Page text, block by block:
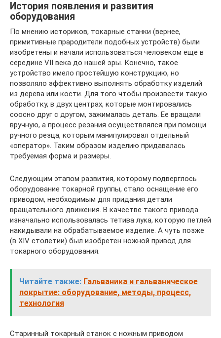
История появления и развития
оборудования
По мнению историков, токарные станки (вернее,
примитивные прародители подобных устройств) были
изобретены и начали использоваться человеком еще в
середине VII века до нашей эры. Конечно, такое
устройство имело простейшую конструкцию, но
позволяло эффективно выполнять обработку изделий
из дерева или кости. Для того чтобы произвести такую
обработку, в двух центрах, которые монтировались
соосно друг с другом, зажималась деталь. Ее вращали
вручную, а процесс резания осуществлялся при помощи
ручного резца, которым манипулировал отдельный
«оператор». Таким образом изделию придавалась
требуемая форма и размеры.
Следующим этапом развития, которому подверглось
оборудование токарной группы, стало оснащение его
приводом, необходимым для придания детали
вращательного движения. В качестве такого привода
изначально использовалась тетива лука, которую петлей
накидывали на обрабатываемое изделие. А чуть позже
(в XIV столетии) был изобретен ножной привод для
токарного оборудования.
Читайте также: Гальваника и гальваническое
покрытие: оборудование, методы, процесс,
технология
Старинный токарный станок с ножным приводом